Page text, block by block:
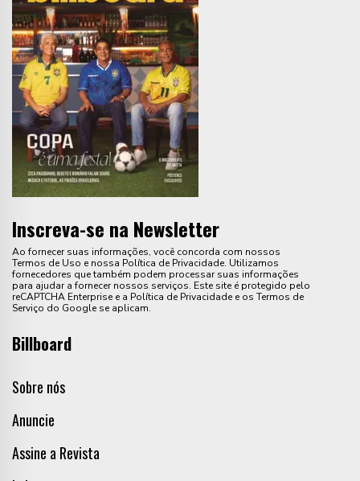
Inscreva-se na Newsletter
Ao fornecer suas informações, você concorda com nossos
Termos de Uso e nossa Política de Privacidade. Utilizamos
fornecedores que também podem processar suas informações
para ajudar a fornecer nossos serviços. Este site é protegido pelo
reCAPTCHA Enterprise e a Política de Privacidade e os Termos de
Serviço do Google se aplicam.
Billboard
Sobre nós
Anuncie
Assine a Revista